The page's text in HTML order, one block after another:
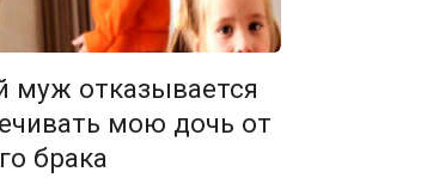
муж отказывается
мою дочь от
брака